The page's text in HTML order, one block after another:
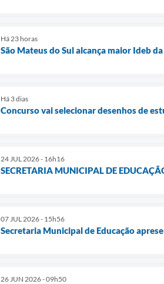
Há 23 horas
São Mateus do Sul alcança maior Ideb
Há 3 dias
Concurso vai selecionar desenhos de
24 JUL 2026 - 16h16
SECRETARIA MUNICIPAL DE
07 JUL 2026 - 15h56
Secretaria Municipal de Educação
26 JUN 2026 - 09h50